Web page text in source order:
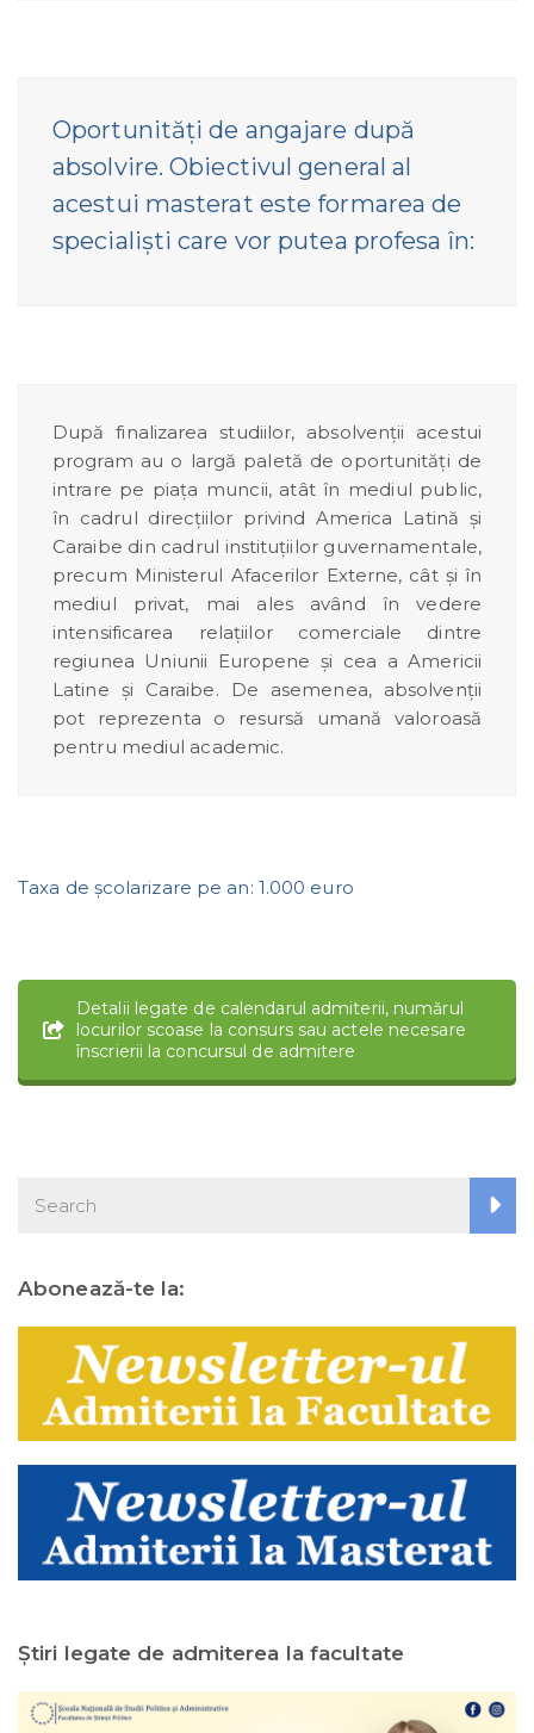
Oportunităţi de angajare după
absolvire. Obiectivul general al
acestui masterat este formarea de
specialişti care vor putea profesa în:
După finalizarea studiilor, absolvenţii acestui
program au o largă paletă de oportunităţi de
intrare pe piaţa muncii, atât în mediul public,
în cadrul direcţiilor privind America Latină şi
Caraibe din cadrul instituţiilor guvernamentale,
precum Ministerul Afacerilor Externe, cât şi în
mediul privat, mai ales având în vedere
intensificarea relaţiilor comerciale dintre
regiunea Uniunii Europene şi cea a Americii
Latine şi Caraibe. De asemenea, absolvenţii
pot reprezenta o resursă umană valoroasă
pentru mediul academic.
Taxa de şcolarizare pe an: 1.000 euro
Detalii legate de calendarul admiterii, numărul
locurilor scoase la consurs sau actele necesare
înscrierii la concursul de admitere
Abonează-te la:
Ştiri legate de admiterea la facultate